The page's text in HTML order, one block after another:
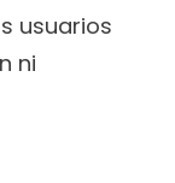
usuarios
ni